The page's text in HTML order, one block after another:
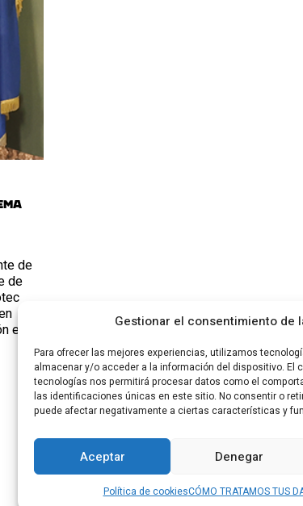
Gestionar el consentimiento de
Para ofrecer las mejores experiencias, utilizamos
almacenar y/o acceder a la información del dispositivo. El
tecnologías nos permitirá procesar datos como el
las identificaciones únicas en este sitio. No consentir o
puede afectar negativamente a ciertas características y
Aceptar Denegar
Política de cookiesCÓMO TRATAMOS TUS
de
de
en